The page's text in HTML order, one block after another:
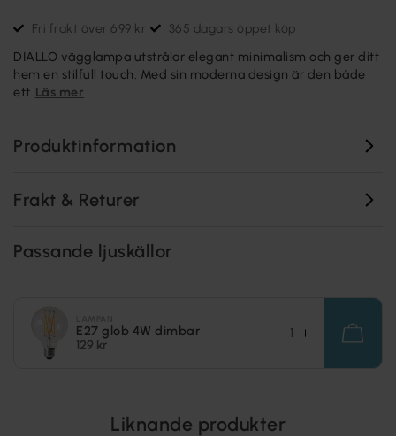
Fri frakt över 699 kr 365 dagars öppet köp
DIALLO vägglampa utstrålar elegant minimalism och ger ditt
hem en stilfull touch. Med sin moderna design är den både
ett Läs mer
Produktinformation
Frakt & Returer
Passande ljuskällor
E27 glob 4W dimbar
129 kr
Liknande produkter